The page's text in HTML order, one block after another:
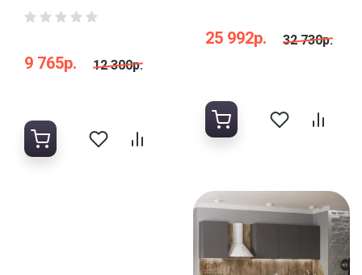
9 765р. 12 300р.
25 992р. 32 730р.